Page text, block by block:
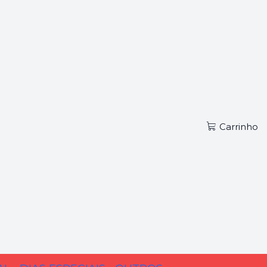
Carrinho